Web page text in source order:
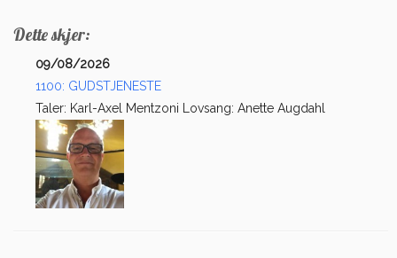
Dette skjer:
09/08/2026
1100: GUDSTJENESTE
Taler: Karl-Axel Mentzoni Lovsang: Anette Augdahl